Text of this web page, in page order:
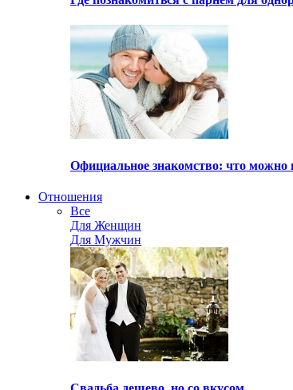
Официальное знакомство: что можно
Отношения
Все
Для Женщин
Для Мужчин